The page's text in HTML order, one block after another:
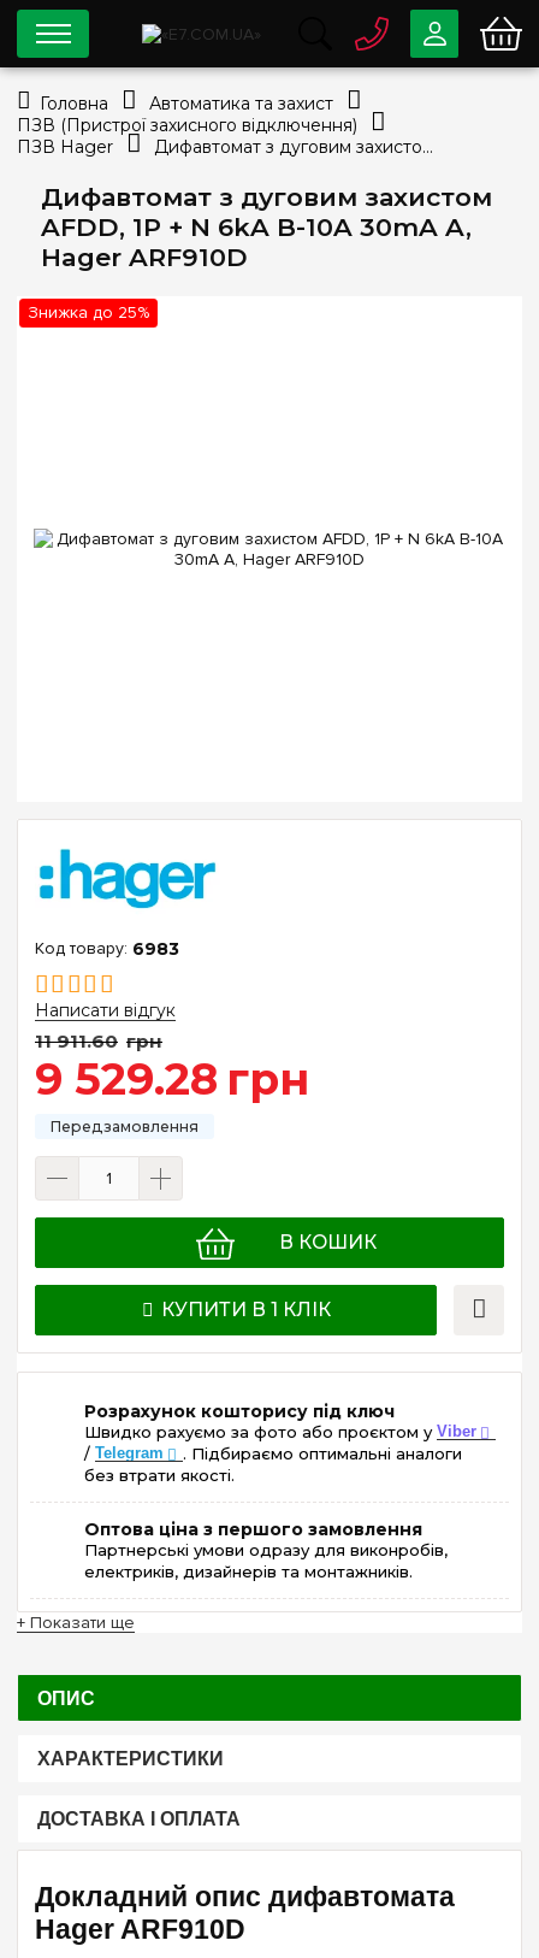
Дифавтомат з дуговим захистом
AFDD, 1P + N 6kA B-10A 30mA A,
Hager ARF910D
Знижка до 25%
6983
Написати відгук
11 911.60 грн
9 529.28 грн
В КОШИК
КУПИТИ В 1 КЛІК
Розрахунок кошторису під ключ
Швидко рахуємо за фото або проєктом у Viber
/ Telegram
. Підбираємо оптимальні аналоги
без втрати якості.
Оптова ціна з першого замовлення
Партнерські умови одразу для виконробів,
електриків, дизайнерів та монтажників.
+ Показати ще
ОПИС
ХАРАКТЕРИСТИКИ
ДОСТАВКА І ОПЛАТА
Докладний опис дифавтомата
Hager ARF910D
0 800 33-63-07
Безкоштовно
info@e7.com.ua
Viber Telegram
Головна
Автоматика та захист
ПЗВ (Пристрої захисного відключення)
ПЗВ Hager
Дифавтомат з дуговим захистом AFDD, 1P + N 6kA B-10A 30mA A, Hager ARF910D